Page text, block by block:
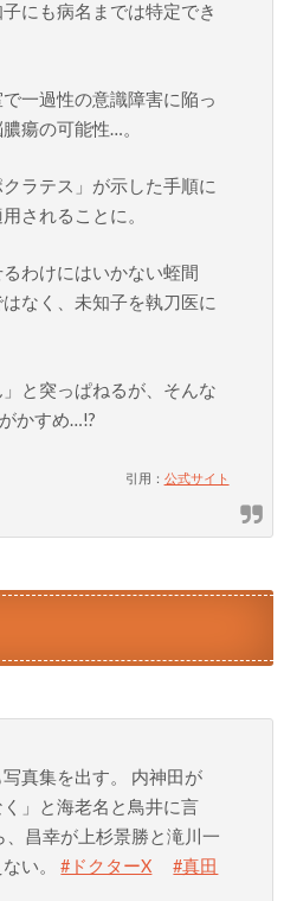
にも病名までは特定でき
一過性の意識障害に陥っ
瘍の可能性…。
ラテス」が示した手順に
されることに。
わけにはいかない蛭間
なく、未知子を執刀医に
と突っぱねるが、そんな
かすめ…!?
引用： 公式サイト
真集を出す。 内神田が
く」と海老名と鳥井に言
、昌幸が上杉景勝と滝川一
ない。#ドクターX
#真田